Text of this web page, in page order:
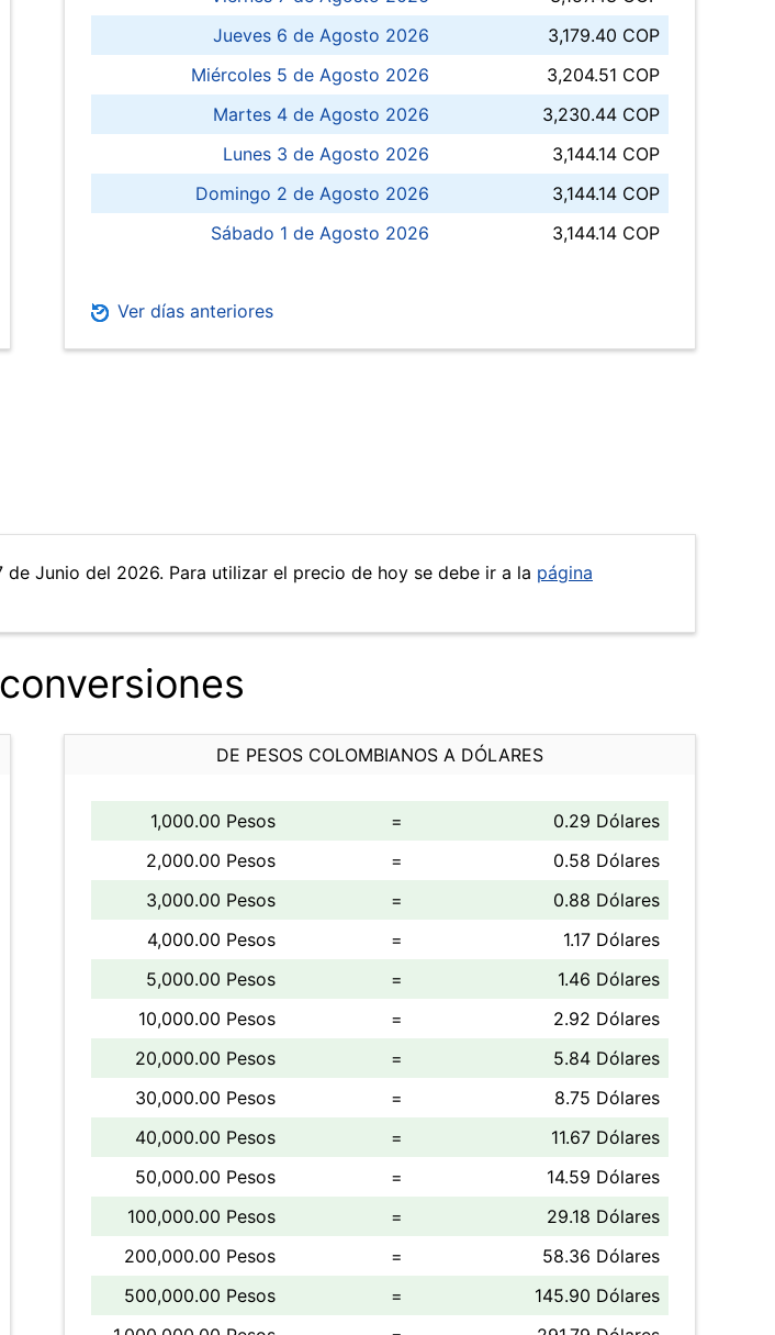
Jueves 6 de Agosto 2026
3,179.40 COP
Miércoles 5 de Agosto 2026
3,204.51 COP
Martes 4 de Agosto 2026
3,230.44 COP
Lunes 3 de Agosto 2026
3,144.14 COP
Domingo 2 de Agosto 2026
3,144.14 COP
Sábado 1 de Agosto 2026
3,144.14 COP
Ver días anteriores
Junio del 2026. Para utilizar el precio de hoy se debe ir a la página
DE PESOS COLOMBIANOS A DÓLARES
1,000.00 Pesos =
0.29 Dólares
2,000.00 Pesos
=
0.58 Dólares
3,000.00 Pesos
=
0.88 Dólares
4,000.00 Pesos
=
1.17 Dólares
5,000.00 Pesos
=
1.46 Dólares
10,000.00 Pesos
=
2.92 Dólares
20,000.00 Pesos
=
5.84 Dólares
30,000.00 Pesos
=
8.75 Dólares
40,000.00 Pesos
=
11.67 Dólares
50,000.00 Pesos
=
14.59 Dólares
100,000.00 Pesos
=
29.18 Dólares
200,000.00 Pesos
=
58.36 Dólares
500,000.00 Pesos
=
145.90 Dólares